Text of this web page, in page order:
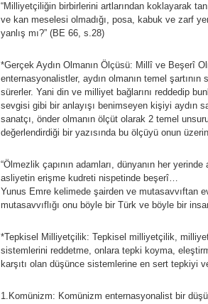
“Milliyetçiliğin birbirlerini artlarından koklayarak
ve kan meselesi olmadığı, posa, kabuk ve zarf
yanlış mı?” (BE 66, s.28)
*Gerçek Aydın Olmanın Ölçüsü: Millî ve Beşerî
enternasyonalistler, aydın olmanın temel
sürerler. Yani din ve milliyet bağlarını reddedip
sevgisi gibi bir anlayışı benimseyen kişiyi aydın
sanatçı, önder olmanın ölçüt olarak 2 temel
değerlendirdiği bir yazısında bu ölçüyü onun
“Ölmezlik çapının adamları, dünyanın her
asliyetin erişme kudreti nispetinde beşerî…
Yunus Emre kelimede şairden ve
mutasavvıflığı onu böyle bir Türk ve böyle bir
*Tepkisel Milliyetçilik: Tepkisel milliyetçilik,
sistemlerini reddetme, onlara tepki koyma,
karşıtı olan düşünce sistemlerine en sert tepkiyi
1.Komünizm: Komünizm enternasyonalist bir